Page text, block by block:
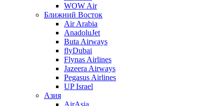
WOW Air
Ближний Восток
Air Arabia
AnadoluJet
Buta Airways
flyDubai
Flynas Airlines
Jazeera Airways
Pegasus Airlines
UP Israel
Азия
AirAsia